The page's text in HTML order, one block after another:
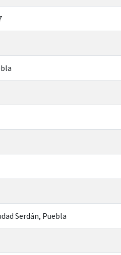
Serdán, Puebla